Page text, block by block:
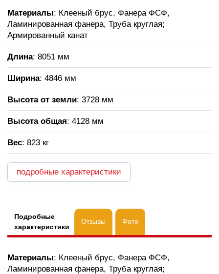
Материалы: Клееный брус, Фанера ФСФ,
Ламинированная фанера, Труба круглая;
Армированный канат
Длина: 8051 мм
Ширина: 4846 мм
Высота от земли: 3728 мм
Высота общая: 4128 мм
Вес: 823 кг
подробные характеристики
Подробные
характеристики
Отзывы Фото
Материалы: Клееный брус, Фанера ФСФ,
Ламинированная фанера, Труба круглая;